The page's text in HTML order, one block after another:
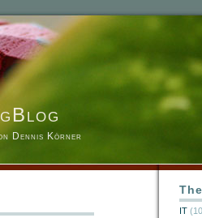
Dennis Körner
IT